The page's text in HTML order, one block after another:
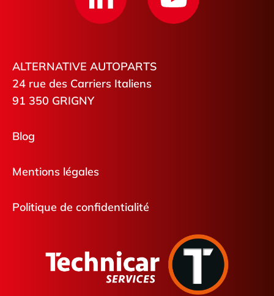
ALTERNATIVE AUTOPARTS
24 rue des Carriers Italiens
91 350 GRIGNY
Blog
Mentions légales
Politique de confidentialité